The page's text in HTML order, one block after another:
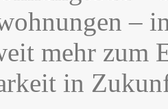
–
mehr zum
in